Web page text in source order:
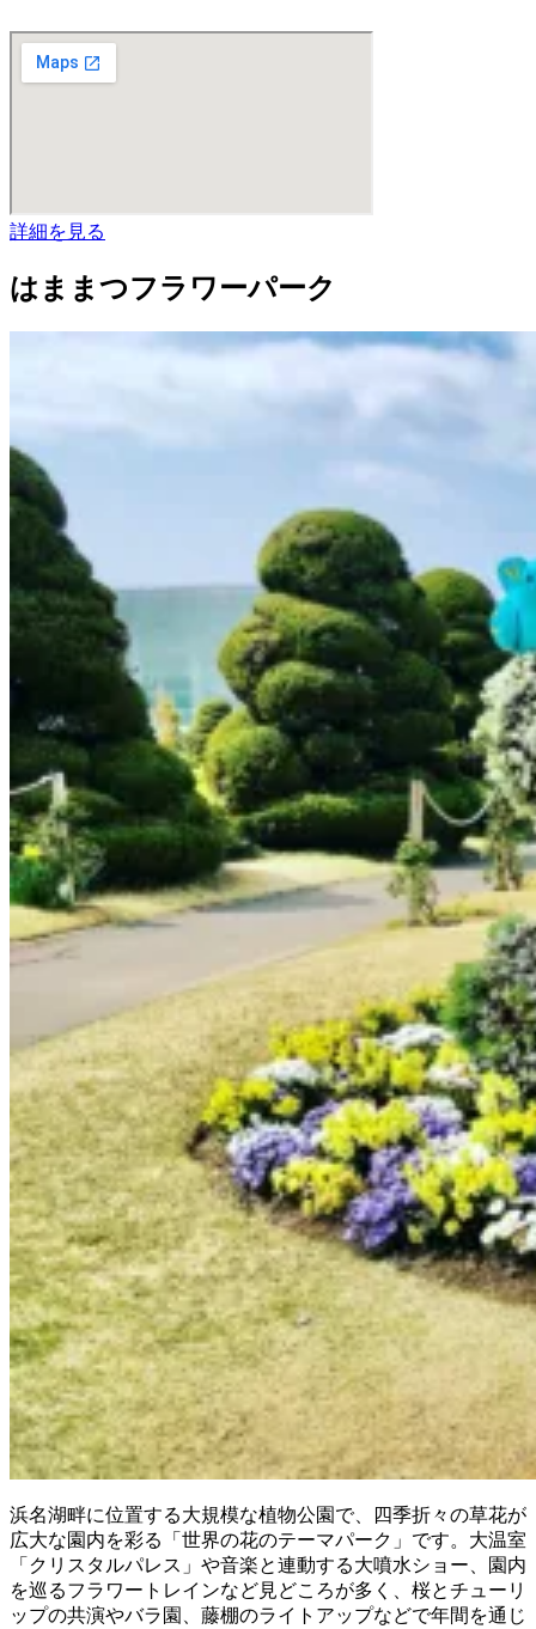
詳細を見る
はままつフラワーパーク
浜名湖畔に位置する大規模な植物公園で、四季折々の草花が
広大な園内を彩る「世界の花のテーマパーク」です。大温室
「クリスタルパレス」や音楽と連動する大噴水ショー、園内
を巡るフラワートレインなど見どころが多く、桜とチューリ
ップの共演やバラ園、藤棚のライトアップなどで年間を通じ